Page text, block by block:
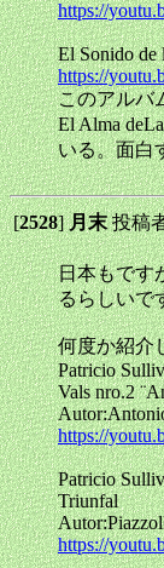
https://
El Sonido de
https://
このアルバ
El Alma
いる。面白
[2528]月末投稿
日本もです
るらしいで
何度か紹介
Patricio
Vals nro.2
https://
Patricio
Triunfal
https://